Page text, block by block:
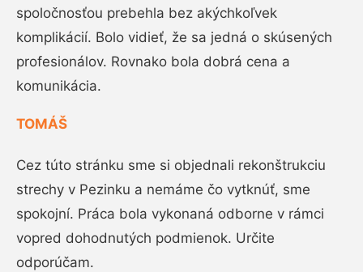
spoločnosťou prebehla bez akýchkoľvek
komplikácií. Bolo vidieť, že sa jedná o skúsených
profesionálov. Rovnako bola dobrá cena a
komunikácia.
TOMÁŠ
Cez túto stránku sme si objednali rekonštrukciu
strechy v Pezinku a nemáme čo vytknúť, sme
spokojní. Práca bola vykonaná odborne v rámci
vopred dohodnutých podmienok. Určite
odporúčam.